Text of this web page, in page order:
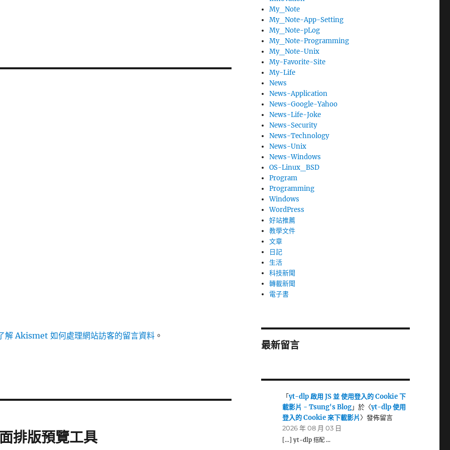
解 Akismet 如何處理網站訪客的留言資料 。
排版預覽工具
My_Note
My_Note-App-Setting
My_Note-pLog
My_Note-Programming
My_Note-Unix
My-Favorite-Site
My-Life
News
News-Application
News-Google-Yahoo
News-Life-Joke
News-Security
News-Technology
News-Unix
News-Windows
OS-Linux_BSD
Program
Programming
Windows
WordPress
好站推薦
教學文件
文章
日記
生活
科技新聞
轉載新聞
電子書
最新留言
「yt-dlp 啟用 JS 並 使用登入的 Cookie 下
載影片 - Tsung's Blog」於〈yt-dlp 使用
登入的 Cookie 來下載影片〉發佈留言
2026 年 08 月 03 日
[…] yt-dlp 搭配 …